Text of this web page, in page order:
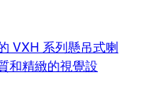
VXH 系列懸吊式喇
和精緻的視覺設